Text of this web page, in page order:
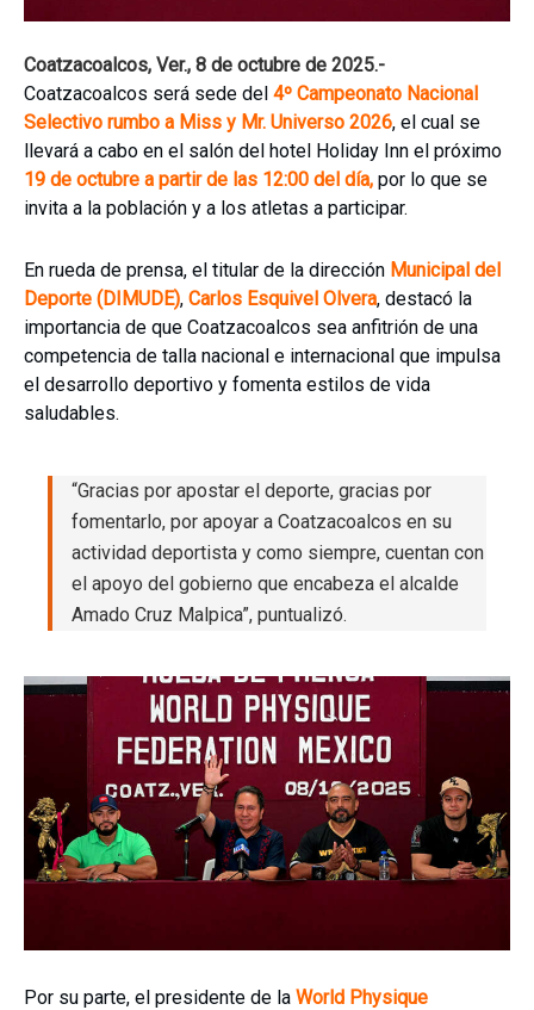
Coatzacoalcos, Ver., 8 de octubre de 2025.-
Coatzacoalcos será sede del 4º Campeonato Nacional
Selectivo rumbo a Miss y Mr. Universo 2026, el cual se
llevará a cabo en el salón del hotel Holiday Inn el próximo
19 de octubre a partir de las 12:00 del día, por lo que se
invita a la población y a los atletas a participar.
En rueda de prensa, el titular de la dirección Municipal del
Deporte (DIMUDE), Carlos Esquivel Olvera, destacó la
importancia de que Coatzacoalcos sea anfitrión de una
competencia de talla nacional e internacional que impulsa
el desarrollo deportivo y fomenta estilos de vida
saludables.
“Gracias por apostar el deporte, gracias por
fomentarlo, por apoyar a Coatzacoalcos en su
actividad deportista y como siempre, cuentan con
el apoyo del gobierno que encabeza el alcalde
Amado Cruz Malpica”, puntualizó.
Por su parte, el presidente de la World Physique